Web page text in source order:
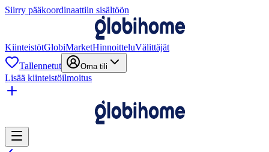
Siirry pääkoordinaattiin sisältöön
KiinteistötGlobiMarketHinnoitteluVälittäjät
Tallennetut
Oma tili
Lisää kiinteistöilmoitus